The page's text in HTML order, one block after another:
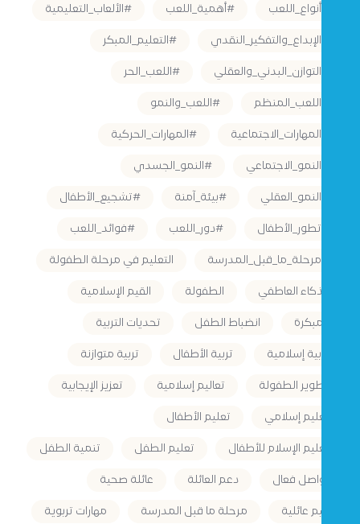
#أنواع_اللعب #أهمية_اللعب #الألعاب_التعليمية
#الإبداع_والتفكير_النقدي #التعليم_المبكر
#التوازن_البدني_والعقلي #اللعب_الحر
#اللعب_المنظم #اللعب_والنمو
#المهارات_الاجتماعية #المهارات_الحركية
#النمو_الاجتماعي #النمو_الجسدي
#النمو_العقلي #بيئة_آمنة #تشجيع_الأطفال
#تطور_الأطفال #دور_اللعب #فوائد_اللعب
#مرحلة_ما_قبل_المدرسة التعليم في مرحلة الطفولة
الذكاء العاطفي الطفولة القيم الإسلامية
المبكرة انضباط الطفل تحديات التربية
تربية إسلامية تربية الأطفال تربية متوازنة
تطوير الطفولة تعاليم إسلامية تعزيز الإيجابية
تعليم إسلامي تعليم الأطفال
تعليم الإسلام للأطفال تعليم الطفل تنمية الطفل
تواصل فعال دعم العائلة عائلة صحية
قيم عائلية مرحلة ما قبل المدرسة مهارات تربوية